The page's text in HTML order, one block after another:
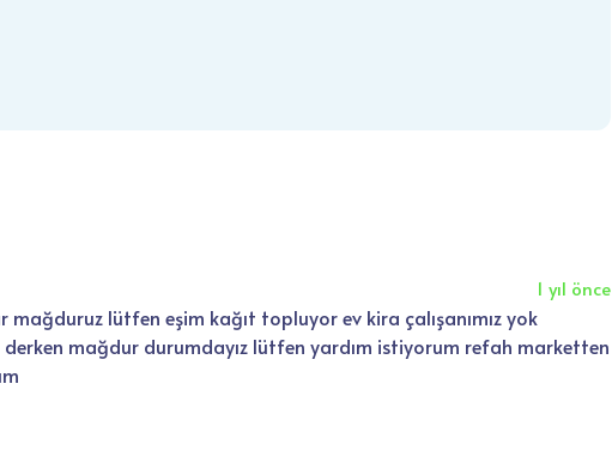
mağduruz lütfen eşim kağıt topluyor ev kira çalışanımız yok
mağdur durumdayız lütfen yardım istiyorum refah marketten
1 yıl önce